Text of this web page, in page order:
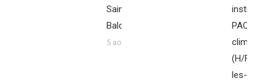
Saint-
Baldoph
5 août 2026
PAC et
(H/F) –
les-Bains